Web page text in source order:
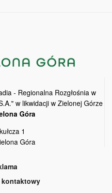
- Regionalna Rozgłośnia w
w likwidacji w Zielonej Górze
Góra
1
Góra
kontaktowy